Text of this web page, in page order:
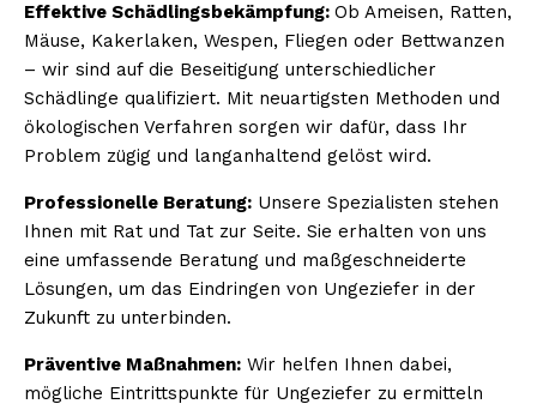
Effektive Schädlingsbekämpfung: Ob Ameisen, Ratten,
Mäuse, Kakerlaken, Wespen, Fliegen oder Bettwanzen
– wir sind auf die Beseitigung unterschiedlicher
Schädlinge qualifiziert. Mit neuartigsten Methoden und
ökologischen Verfahren sorgen wir dafür, dass Ihr
Problem zügig und langanhaltend gelöst wird.
Professionelle Beratung: Unsere Spezialisten stehen
Ihnen mit Rat und Tat zur Seite. Sie erhalten von uns
eine umfassende Beratung und maßgeschneiderte
Lösungen, um das Eindringen von Ungeziefer in der
Zukunft zu unterbinden.
Präventive Maßnahmen: Wir helfen Ihnen dabei,
mögliche Eintrittspunkte für Ungeziefer zu ermitteln